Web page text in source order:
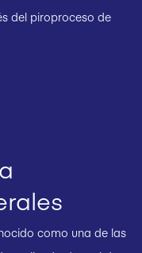
del piroproceso de
como una de las